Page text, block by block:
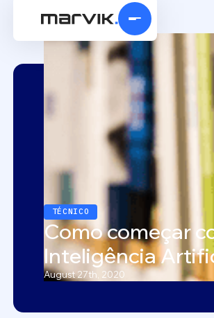
TÉCNICO
Como começar
Inteligência
August 27th, 2020